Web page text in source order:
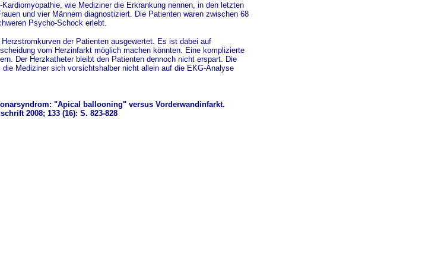
wie Mediziner die Erkrankung nennen, in den letzten
und vier Männern diagnostiziert. Die Patienten waren zwischen 68
Psycho-Schock erlebt.
der Patienten ausgewertet. Es ist dabei auf
vom Herzinfarkt möglich machen könnten. Eine komplizierte
Der Herzkatheter bleibt den Patienten dennoch nicht erspart. Die
Mediziner sich vorsichtshalber nicht allein auf die EKG-Analyse
"Apical ballooning" versus Vorderwandinfarkt.
2008; 133 (16): S. 823-828